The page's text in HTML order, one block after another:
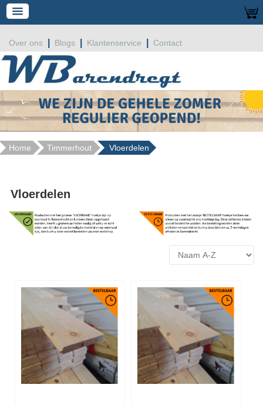
Over ons Blogs Klantenservice Contact
Home Timmerhout Vloerdelen
Vloerdelen